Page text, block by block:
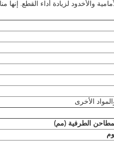
والأخدود لزيادة أداء القطع.
الأخرى
الطرفية (مم)